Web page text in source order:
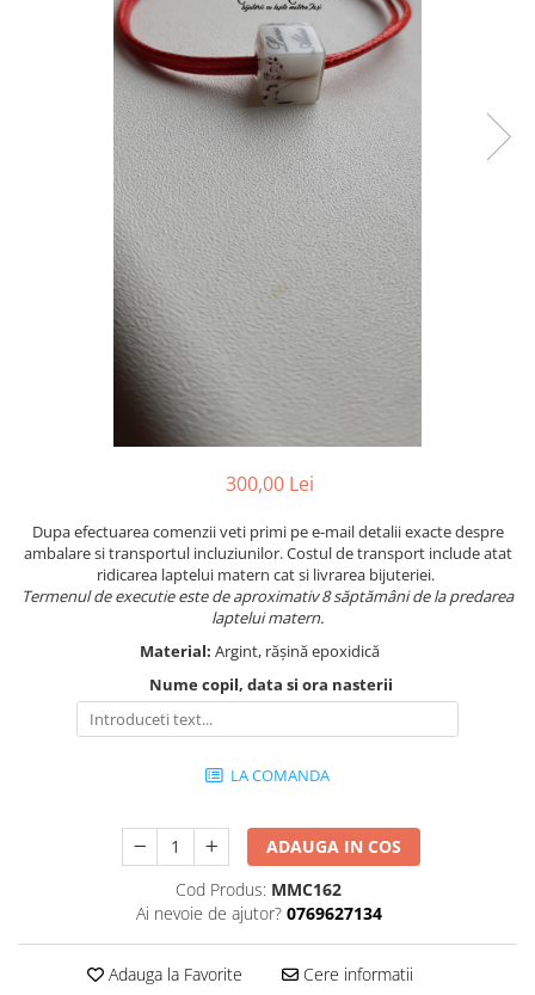
Seturi bijuterii
Seturi din argint
Seturi din aur
300,00 Lei
Dupa efectuarea comenzii veti primi pe e-mail detalii exacte despre
ambalare si transportul incluziunilor. Costul de transport include atat
ridicarea laptelui matern cat si livrarea bijuteriei.
Termenul de executie este de aproximativ 8 săptămâni de la predarea
laptelui matern.
Material: Argint, rășină epoxidică
Nume copil, data si ora nasterii
LA COMANDA
ADAUGA IN COS
Cod Produs: MMC162
Ai nevoie de ajutor? 0769627134
Adauga la Favorite Cere informatii